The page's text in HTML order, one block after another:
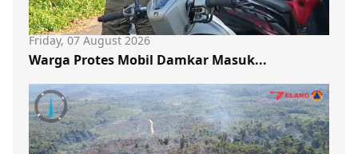
Friday, 07 August 2026
Warga Protes Mobil Damkar Masuk...